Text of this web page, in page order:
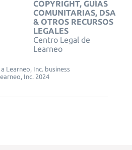
COPYRIGHT, GUÍAS
COMUNITARIAS, DSA
& OTROS RECURSOS
LEGALES
Centro Legal de
Learneo
Learneo, Inc. business
Inc. 2024